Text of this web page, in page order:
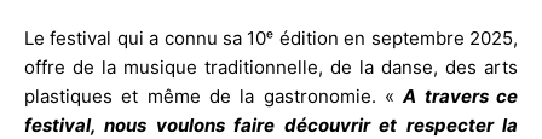
Le festival qui a connu sa 10ᵉ édition en septembre 2025,
offre de la musique traditionnelle, de la danse, des arts
plastiques et même de la gastronomie. «A travers ce
festival, nous voulons faire découvrir et respecter la